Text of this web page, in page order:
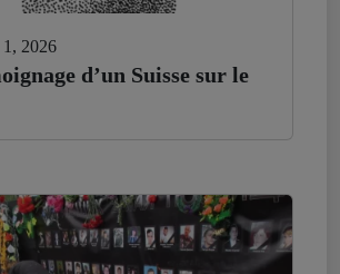
2026
d’un Suisse sur le